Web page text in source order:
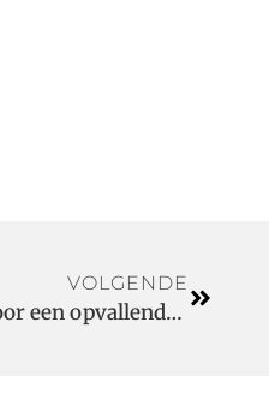
VOLGENDE
Nieuwe kerstdecoratie voor een winkel kopen: zorg voor een opvallende uitstraling